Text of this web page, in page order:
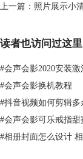
4、安装完毕后，预
1、在编辑栏中新建
上一篇： 照片展示小
读者也访问过这
#会声会影2020安装激
#会声会影换机教程
#抖音视频如何剪辑
#会声会影可乐戒指甜
#相册封面怎么设计